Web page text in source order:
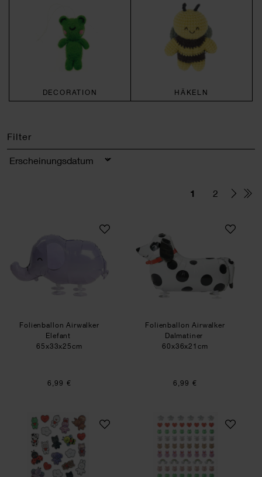
DECORATION HÄKELN
Filter
Sortierung
1 2
Folienballon Airwalker Elefant
Folienballon Airwalker
Elefant
65x33x25cm
6,99 €
Folienballon
Folienballon Airwalker
Dalmatiner
60x36x21cm
6,99 €
Paper Poetry Puffy Sticker ChinguPaper Poetry